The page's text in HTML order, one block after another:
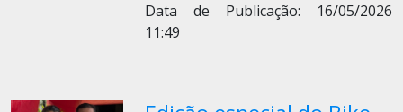
Data de Publicação: 16/05/2026
11:49